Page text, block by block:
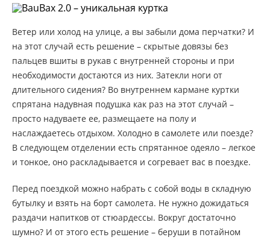
Ветер или холод на улице, а вы забыли дома перчатки? И
на этот случай есть решение – скрытые довязы без
пальцев вшиты в рукав с внутренней стороны и при
необходимости достаются из них. Затекли ноги от
длительного сидения? Во внутреннем кармане куртки
спрятана надувная подушка как раз на этот случай –
просто надуваете ее, размещаете на полу и
наслаждаетесь отдыхом. Холодно в самолете или поезде?
В следующем отделении есть спрятанное одеяло – легкое
и тонкое, оно раскладывается и согревает вас в поездке.
Перед поездкой можно набрать с собой воды в складную
бутылку и взять на борт самолета. Не нужно дожидаться
раздачи напитков от стюардессы. Вокруг достаточно
шумно? И от этого есть решение – беруши в потайном